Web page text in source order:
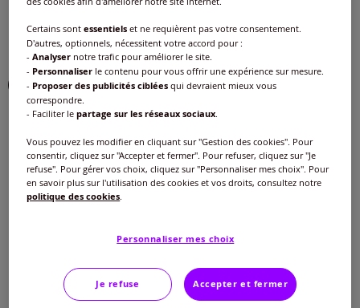
Veuillez sélectionner une taille
40 -épuisé
épuisé
Guide des tailles
Ajouter au panier
Certains sontessentiels et ne requièrent pas votre consentement.
D'autres, optionnels, nécessitent votre accord pour :
-Analyser notre trafic pour améliorer le site.
- Personnaliser le contenu pour vous offrir une expérience sur mesure.
- Proposer des publicités ciblées qui devraient mieux vous
correspondre.
- Faciliter lepartage sur les réseaux sociaux
Vous pouvez les modifier en cliquant sur "Gestion des cookies". Pour
consentir, cliquez sur "Accepter et fermer". Pour refuser, cliquez sur "Je
refuse". Pour gérer vos choix, cliquez sur "Personnaliser mes choix". Pour
en savoir plus sur l'utilisation des cookies et vos droits, consultez notre
politique des cookies
Personnaliser mes choix
Je refuse Accepter et fermer